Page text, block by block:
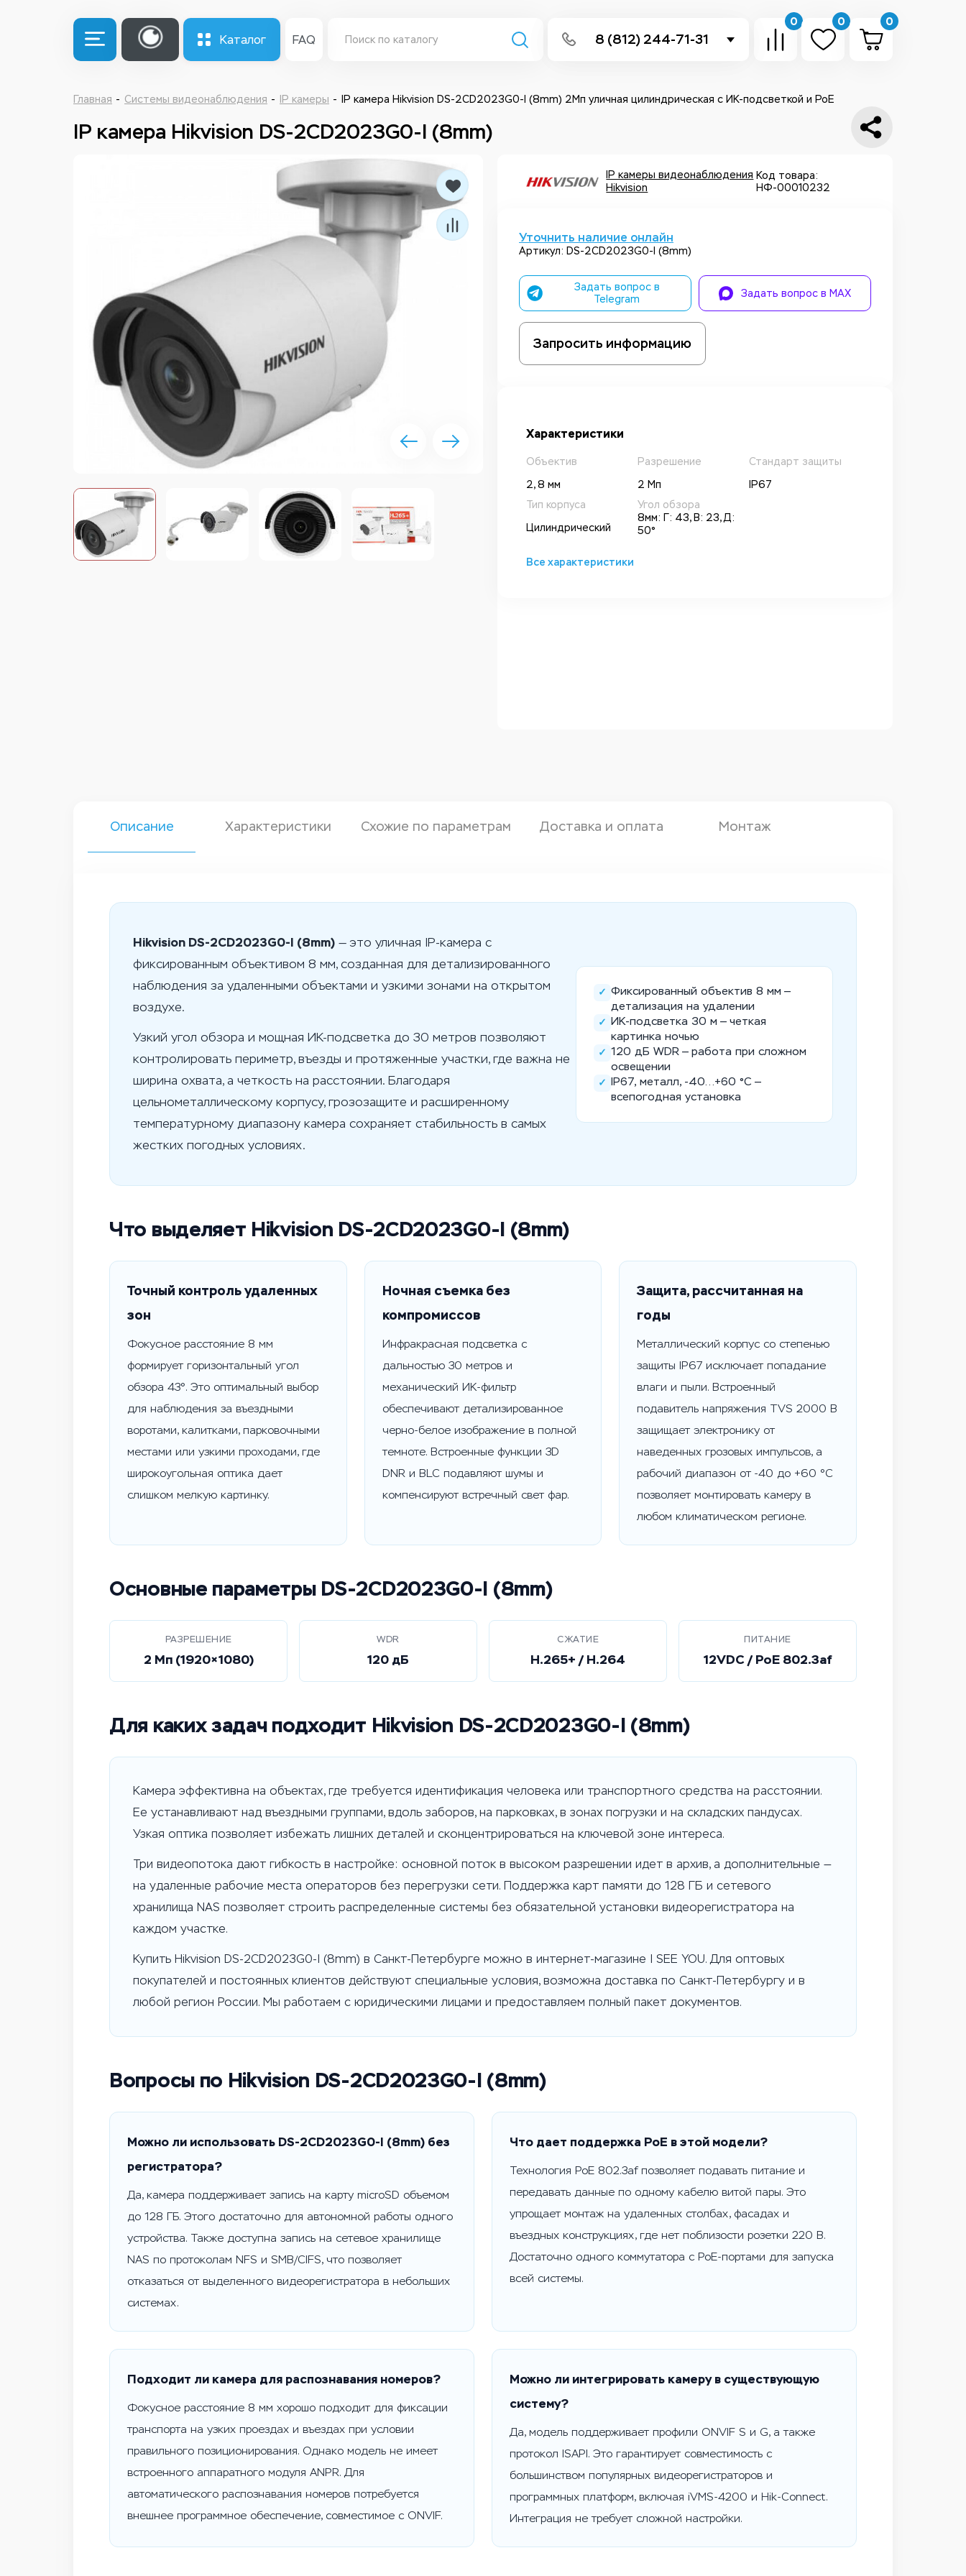
Каталог FAQ 8 (812) 244-71-31
Написать в Telegram
0 0 0
Главная Системы видеонаблюдения IP камеры IP камера Hikvision DS-2CD2023G0-I (8mm) 2Мп уличная цилиндрическая с ИК-подсветкой и PoE
IP камера Hikvision DS-2CD2023G0-I (8mm)
IP камеры видеонаблюдения
Hikvision
Код товара:
НФ-00010232
Уточнить наличие онлайн
Артикул: DS-2CD2023G0-I (8mm)
Задать вопрос в
Telegram
Задать вопрос в MAX
Запросить информацию
Характеристики
Объектив
2, 8 мм
Разрешение
2 Мп
Стандарт защиты
IP67
Тип корпуса
Цилиндрический
Угол обзора
8мм: Г: 43, В: 23, Д:
50°
Все характеристики
Описание Характеристики Схожие по параметрам Доставка и оплата Монтаж
Hikvision DS-2CD2023G0-I (8mm) — это уличная IP-камера с
фиксированным объективом 8 мм, созданная для детализированного
наблюдения за удаленными объектами и узкими зонами на открытом
воздухе.
Узкий угол обзора и мощная ИК-подсветка до 30 метров позволяют
контролировать периметр, въезды и протяженные участки, где важна не
ширина охвата, а четкость на расстоянии. Благодаря
цельнометаллическому корпусу, грозозащите и расширенному
температурному диапазону камера сохраняет стабильность в самых
жестких погодных условиях.
✓ Фиксированный объектив 8 мм —
детализация на удалении
✓ ИК-подсветка 30 м — четкая
картинка ночью
✓ 120 дБ WDR — работа при сложном
освещении
✓ IP67, металл, -40...+60 °C —
всепогодная установка
Что выделяет Hikvision DS-2CD2023G0-I (8mm)
Точный контроль удаленных
зон
Фокусное расстояние 8 мм
формирует горизонтальный угол
обзора 43°. Это оптимальный выбор
для наблюдения за въездными
воротами, калитками, парковочными
местами или узкими проходами, где
широкоугольная оптика дает
слишком мелкую картинку.
Ночная съемка без
компромиссов
Инфракрасная подсветка с
дальностью 30 метров и
механический ИК-фильтр
обеспечивают детализированное
черно-белое изображение в полной
темноте. Встроенные функции 3D
DNR и BLC подавляют шумы и
компенсируют встречный свет фар.
Защита, рассчитанная на
годы
Металлический корпус со степенью
защиты IP67 исключает попадание
влаги и пыли. Встроенный
подавитель напряжения TVS 2000 В
защищает электронику от
наведенных грозовых импульсов, а
рабочий диапазон от -40 до +60 °C
позволяет монтировать камеру в
любом климатическом регионе.
Основные параметры DS-2CD2023G0-I (8mm)
РАЗРЕШЕНИЕ
2 Мп (1920×1080)
WDR
120 дБ
СЖАТИЕ
H.265+ / H.264
ПИТАНИЕ
12VDC / PoE 802.3af
Для каких задач подходит Hikvision DS-2CD2023G0-I (8mm)
Камера эффективна на объектах, где требуется идентификация человека или транспортного средства на расстоянии.
Ее устанавливают над въездными группами, вдоль заборов, на парковках, в зонах погрузки и на складских пандусах.
Узкая оптика позволяет избежать лишних деталей и сконцентрироваться на ключевой зоне интереса.
Три видеопотока дают гибкость в настройке: основной поток в высоком разрешении идет в архив, а дополнительные —
на удаленные рабочие места операторов без перегрузки сети. Поддержка карт памяти до 128 ГБ и сетевого
хранилища NAS позволяет строить распределенные системы без обязательной установки видеорегистратора на
каждом участке.
Купить Hikvision DS-2CD2023G0-I (8mm) в Санкт-Петербурге можно в интернет-магазине I SEE YOU. Для оптовых
покупателей и постоянных клиентов действуют специальные условия, возможна доставка по Санкт-Петербургу и в
любой регион России. Мы работаем с юридическими лицами и предоставляем полный пакет документов.
Вопросы по Hikvision DS-2CD2023G0-I (8mm)
Можно ли использовать DS-2CD2023G0-I (8mm) без
регистратора?
Да, камера поддерживает запись на карту microSD объемом
до 128 ГБ. Этого достаточно для автономной работы одного
устройства. Также доступна запись на сетевое хранилище
NAS по протоколам NFS и SMB/CIFS, что позволяет
отказаться от выделенного видеорегистратора в небольших
системах.
Что дает поддержка PoE в этой модели?
Технология PoE 802.3af позволяет подавать питание и
передавать данные по одному кабелю витой пары. Это
упрощает монтаж на удаленных столбах, фасадах и
въездных конструкциях, где нет поблизости розетки 220 В.
Достаточно одного коммутатора с PoE-портами для запуска
всей системы.
Подходит ли камера для распознавания номеров?
Фокусное расстояние 8 мм хорошо подходит для фиксации
транспорта на узких проездах и въездах при условии
правильного позиционирования. Однако модель не имеет
встроенного аппаратного модуля ANPR. Для
автоматического распознавания номеров потребуется
внешнее программное обеспечение, совместимое с ONVIF.
Можно ли интегрировать камеру в существующую
систему?
Да, модель поддерживает профили ONVIF S и G, а также
протокол ISAPI. Это гарантирует совместимость с
большинством популярных видеорегистраторов и
программных платформ, включая iVMS-4200 и Hik-Connect.
Интеграция не требует сложной настройки.